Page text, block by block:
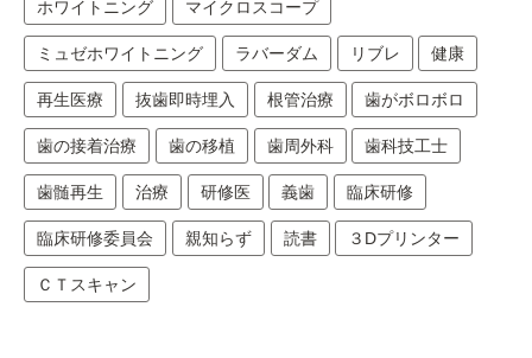
ホワイトニング マイクロスコープ
ミュゼホワイトニング ラバーダム リブレ 健康
再生医療 抜歯即時埋入 根管治療 歯がボロボロ
歯の接着治療 歯の移植 歯周外科 歯科技工士
歯髄再生 治療 研修医 義歯 臨床研修
臨床研修委員会 親知らず 読書 ３Dプリンター
ＣＴスキャン